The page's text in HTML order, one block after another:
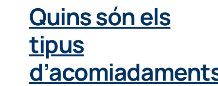
Quins són els
tipus